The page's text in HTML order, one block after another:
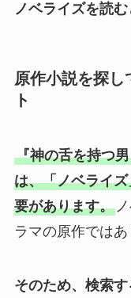
ノベライズを読む
原作小説を探し
ト
『神の舌を持つ
は、「ノベライ
要があります。
ラマの原作ではあ
そのため、検索す